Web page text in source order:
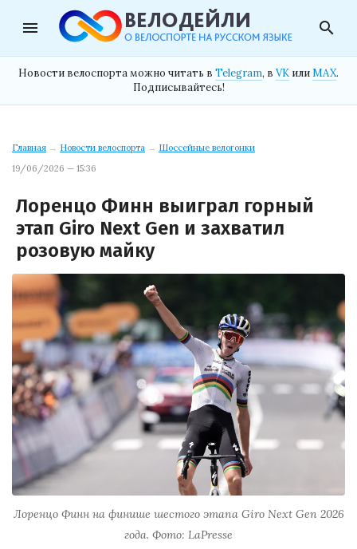
menu search
Новости велоспорта можно читать в Telegram, в VK илиMAX.
Подписывайтесь!
Главная → Новости велоспорта → Шоссейные велогонки
19/06/2026 — 15:36
Лоренцо Финн выиграл горный
этап Giro Next Gen и захватил
розовую майку
Лоренцо Финн на финише шестого этапа Giro Next Gen 2026
года. Фото: LaPresse